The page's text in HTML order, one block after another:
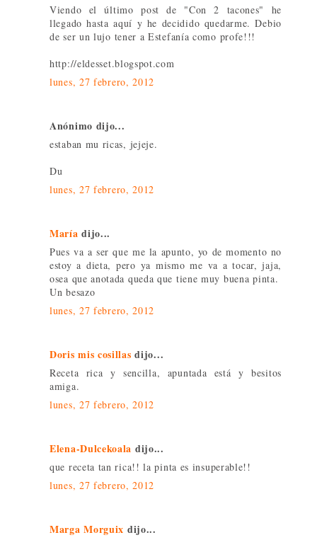
Viendo el último post de "Con 2 tacones" he
llegado hasta aquí y he decidido quedarme. Debio
de ser un lujo tener a Estefanía como profe!!!
http://eldesset.blogspot.com
lunes, 27 febrero, 2012
Anónimo dijo...
estaban mu ricas, jejeje.
Du
lunes, 27 febrero, 2012
María dijo...
Pues va a ser que me la apunto, yo de momento no
estoy a dieta, pero ya mismo me va a tocar, jaja,
osea que anotada queda que tiene muy buena pinta.
Un besazo
lunes, 27 febrero, 2012
Doris mis cosillas dijo...
Receta rica y sencilla, apuntada está y besitos
amiga.
lunes, 27 febrero, 2012
Elena-Dulcekoala dijo...
que receta tan rica!! la pinta es insuperable!!
lunes, 27 febrero, 2012
Marga Morguix dijo...